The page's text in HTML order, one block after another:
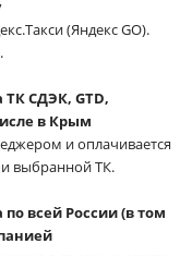
(Яндекс GO).
ТК СДЭК, GTD,
в Крым
и оплачивается
выбранной ТК.
всей России (в том